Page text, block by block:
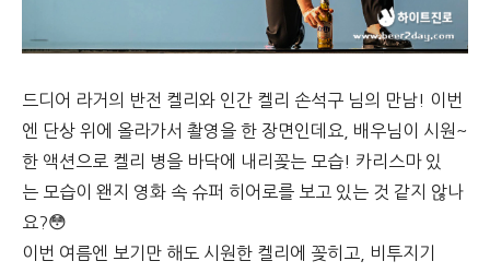
드디어 라거의 반전 켈리와 인간 켈리 손석구 님의 만남! 이번
엔 단상 위에 올라가서 촬영을 한 장면인데요, 배우님이 시원~
한 액션으로 켈리 병을 바닥에 내리꽂는 모습! 카리스마 있
는 모습이 왠지 영화 속 슈퍼 히어로를 보고 있는 것 같지 않나
요?😳
이번 여름엔 보기만 해도 시원한 켈리에 꽂히고, 비투지기